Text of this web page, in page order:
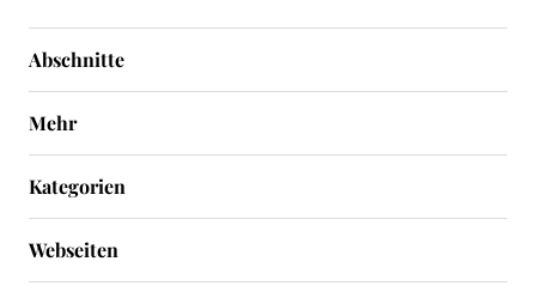
Abschnitte
Mehr
Kategorien
Webseiten